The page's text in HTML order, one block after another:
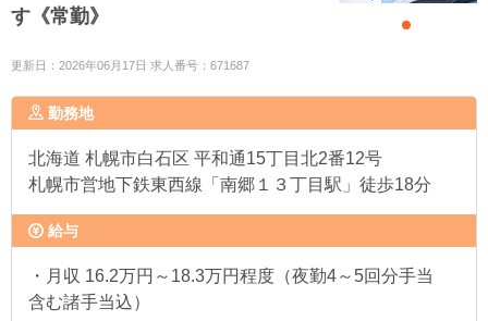
す《常勤》
更新日：2026年06月17日 求人番号：671687
勤務地
北海道 札幌市白石区 平和通15丁目北2番12号
札幌市営地下鉄東西線「南郷１３丁目駅」徒歩18分
給与
・月収 16.2万円～18.3万円程度（夜勤4～5回分手当
含む諸手当込）